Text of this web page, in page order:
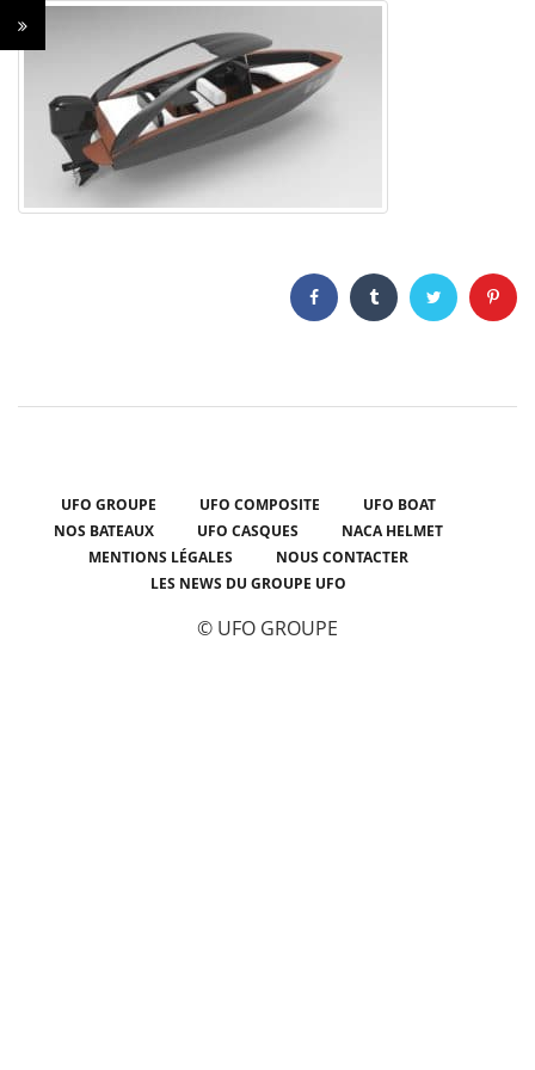
UFO GROUPE UFO COMPOSITE
UFO BOAT
NOS BATEAUX
UFO CASQUES
NACA HELMET
MENTIONS LÉGALES
NOUS CONTACTER
LES NEWS DU GROUPE UFO
© UFO GROUPE